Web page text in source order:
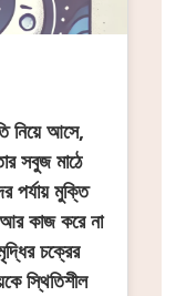
নিয়ে আসে,
সবুজ মাঠে
পর্যায় মুক্তি
আর কাজ করে না
চক্রের
স্থিতিশীল